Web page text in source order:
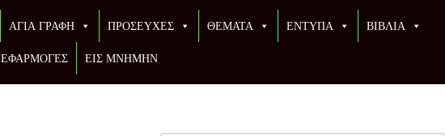
ΑΓΙΑ ΓΡΑΦΗ ΠΡΟΣΕΥΧΕΣ ΘΕΜΑΤΑ ΕΝΤΥΠΑ ΒΙΒΛΙΑ
ΕΦΑΡΜΟΓΕΣ ΕΙΣ ΜΝΗΜΗΝ